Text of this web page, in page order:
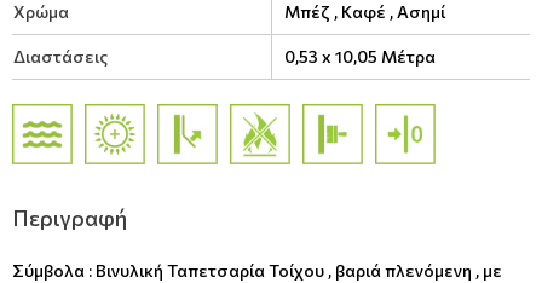
Χρώμα Μπέζ , Καφέ ,Ασημί
Διαστάσεις 0,53 x 10,05 Μέτρα
Περιγραφή
Σύμβολα : Βινυλική Ταπετσαρία Τοίχου , βαριά πλενόμενη , με